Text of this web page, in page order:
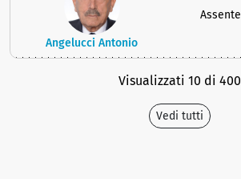
Angelucci Antonio
Assente
Visualizzati 10 di 400
Vedi tutti